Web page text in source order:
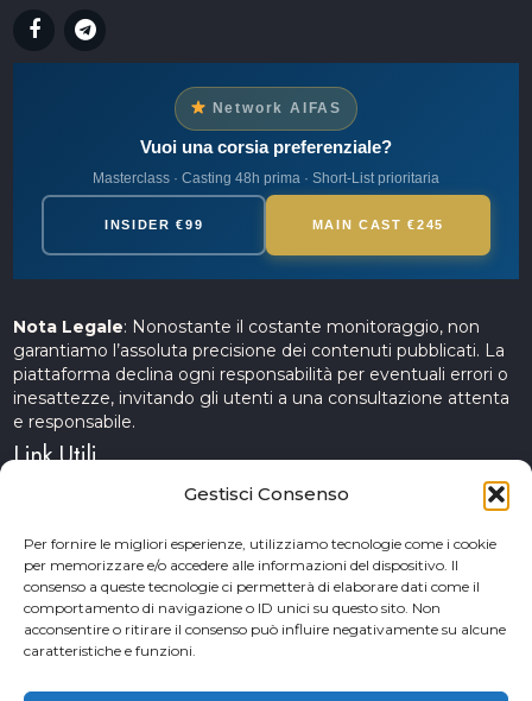
Gestisci Consenso
Per fornire le migliori esperienze, utilizziamo tecnologie come i cookie
per memorizzare e/o accedere alle informazioni del dispositivo. Il
consenso a queste tecnologie ci permetterà di elaborare dati come il
comportamento di navigazione o ID unici su questo sito. Non
acconsentire o ritirare il consenso può influire negativamente su alcune
caratteristiche e funzioni.
Network AIFAS
Vuoi una corsia preferenziale?
Masterclass · Casting 48h prima · Short-List prioritaria
INSIDER €99 MAIN CAST €245
Nota Legale: Nonostante il costante monitoraggio, non
garantiamo l’assoluta precisione dei contenuti pubblicati. La
piattaforma declina ogni responsabilità per eventuali errori o
inesattezze, invitando gli utenti a una consultazione attenta
e responsabile.
Link Utili
Servizi Cinematografici
CercAttori
Accademia Arte e Spettacolo